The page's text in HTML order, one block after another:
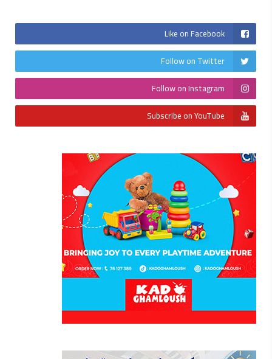
Like on Facebook
Follow on Twitter
Follow on Instagram
Subscribe on YouTube